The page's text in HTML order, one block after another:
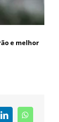
e melhor
LinkedIn